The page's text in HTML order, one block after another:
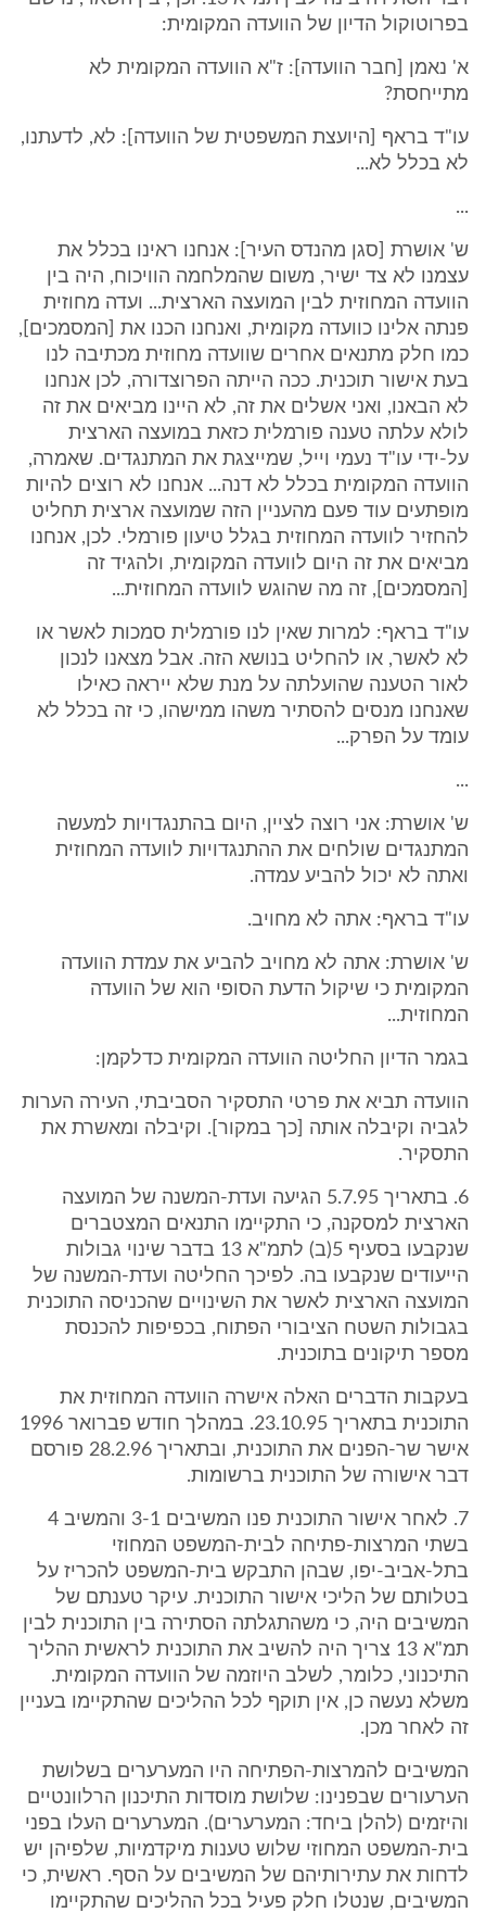
בפרוטוקול הדיון של הוועדה המקומית:
א' נאמן [חבר הוועדה]: ז"א הוועדה המקומית לא
מתייחסת?
עו"ד בראף [היועצת המשפטית של הוועדה]: לא, לדעתנו,
לא בכלל לא...
...
ש' אושרת [סגן מהנדס העיר]: אנחנו ראינו בכלל את
עצמנו לא צד ישיר, משום שהמלחמה הוויכוח, היה בין
הוועדה המחוזית לבין המועצה הארצית... ועדה מחוזית
פנתה אלינו כוועדה מקומית, ואנחנו הכנו את [המסמכים],
כמו חלק מתנאים אחרים שוועדה מחוזית מכתיבה לנו
בעת אישור תוכנית. ככה הייתה הפרוצדורה, לכן אנחנו
לא הבאנו, ואני אשלים את זה, לא היינו מביאים את זה
לולא עלתה טענה פורמלית כזאת במועצה הארצית
על-ידי עו"ד נעמי וייל, שמייצגת את המתנגדים. שאמרה,
הוועדה המקומית בכלל לא דנה... אנחנו לא רוצים להיות
מופתעים עוד פעם מהעניין הזה שמועצה ארצית תחליט
להחזיר לוועדה המחוזית בגלל טיעון פורמלי. לכן, אנחנו
מביאים את זה היום לוועדה המקומית, ולהגיד זה
[המסמכים], זה מה שהוגש לוועדה המחוזית...
עו"ד בראף: למרות שאין לנו פורמלית סמכות לאשר או
לא לאשר, או להחליט בנושא הזה. אבל מצאנו לנכון
לאור הטענה שהועלתה על מנת שלא ייראה כאילו
שאנחנו מנסים להסתיר משהו ממישהו, כי זה בכלל לא
עומד על הפרק...
...
ש' אושרת: אני רוצה לציין, היום בהתנגדויות למעשה
המתנגדים שולחים את ההתנגדויות לוועדה המחוזית
ואתה לא יכול להביע עמדה.
עו"ד בראף: אתה לא מחויב.
ש' אושרת: אתה לא מחויב להביע את עמדת הוועדה
המקומית כי שיקול הדעת הסופי הוא של הוועדה
המחוזית...
בגמר הדיון החליטה הוועדה המקומית כדלקמן:
הוועדה תביא את פרטי התסקיר הסביבתי, העירה הערות
לגביה וקיבלה אותה [כך במקור]. וקיבלה ומאשרת את
התסקיר.
6. בתאריך 5.7.95 הגיעה ועדת-המשנה של המועצה
הארצית למסקנה, כי התקיימו התנאים המצטברים
שנקבעו בסעיף 5(ב) לתמ"א 13 בדבר שינוי גבולות
הייעודים שנקבעו בה. לפיכך החליטה ועדת-המשנה של
המועצה הארצית לאשר את השינויים שהכניסה התוכנית
בגבולות השטח הציבורי הפתוח, בכפיפות להכנסת
מספר תיקונים בתוכנית.
בעקבות הדברים האלה אישרה הוועדה המחוזית את
התוכנית בתאריך 23.10.95. במהלך חודש פברואר 1996
אישר שר-הפנים את התוכנית, ובתאריך 28.2.96 פורסם
דבר אישורה של התוכנית ברשומות.
7. לאחר אישור התוכנית פנו המשיבים 3-1 והמשיב 4
בשתי המרצות-פתיחה לבית-המשפט המחוזי
בתל-אביב-יפו, שבהן התבקש בית-המשפט להכריז על
בטלותם של הליכי אישור התוכנית. עיקר טענתם של
המשיבים היה, כי משהתגלתה הסתירה בין התוכנית לבין
תמ"א 13 צריך היה להשיב את התוכנית לראשית ההליך
התיכנוני, כלומר, לשלב היוזמה של הוועדה המקומית.
משלא נעשה כן, אין תוקף לכל ההליכים שהתקיימו בעניין
זה לאחר מכן.
המשיבים להמרצות-הפתיחה היו המערערים בשלושת
הערעורים שבפנינו: שלושת מוסדות התיכנון הרלוונטיים
והיזמים (להלן ביחד: המערערים). המערערים העלו בפני
בית-המשפט המחוזי שלוש טענות מיקדמיות, שלפיהן יש
לדחות את עתירותיהם של המשיבים על הסף. ראשית, כי
המשיבים, שנטלו חלק פעיל בכל ההליכים שהתקיימו